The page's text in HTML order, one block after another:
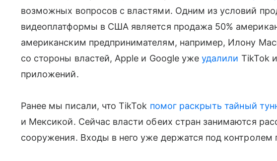
возможных вопросов с властями. Одним из условий
видеоплатформы в США является продажа 50%
американским предпринимателям, например, Илону
со стороны властей, Apple и Google ужеудалили TikTok
приложений.
Ранее мы писали, что TikTok помог раскрыть тайный
и Мексикой. Сейчас власти обеих стран занимаются
сооружения. Входы в него уже держатся под контролем